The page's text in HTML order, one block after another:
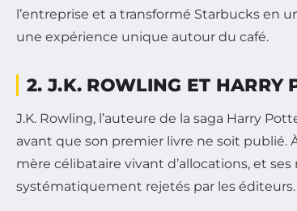
l’entreprise et a transformé Starbucks en
une expérience unique autour du café.
2. J.K. ROWLING ET HARRY
J.K. Rowling, l’auteure de la saga Harry
avant que son premier livre ne soit publié.
mère célibataire vivant d’allocations, et
systématiquement rejetés par les éditeurs.